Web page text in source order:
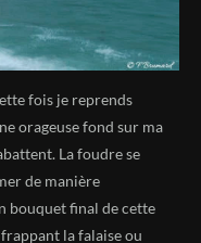
fois je reprends
orageuse fond sur ma
La foudre se
de manière
bouquet final de cette
la falaise ou